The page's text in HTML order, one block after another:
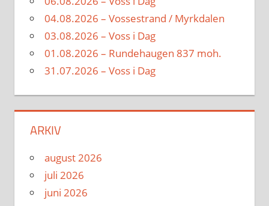
04.08.2026 – Vossestrand / Myrkdalen
03.08.2026 – Voss i Dag
01.08.2026 – Rundehaugen 837 moh.
31.07.2026 – Voss i Dag
ARKIV
august 2026
juli 2026
juni 2026